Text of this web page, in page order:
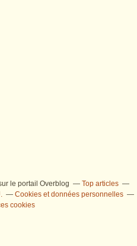
le portail Overblog
Top articles
Cookies et données personnelles
cookies